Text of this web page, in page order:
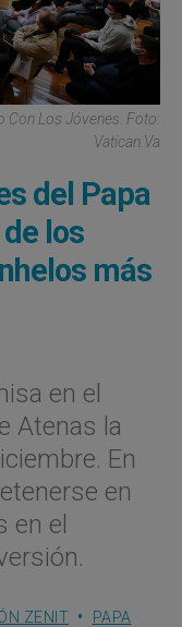
Con Los Jóvenes. Foto:
Vatican.va
del Papa
los
más
en el
Atenas la
En
en
en el
ZENIT
PAPA